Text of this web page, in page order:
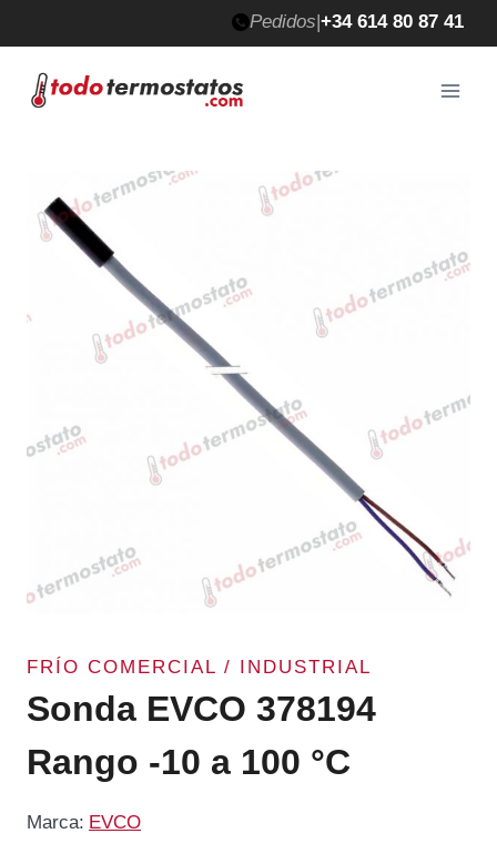
al
contenido
Pedidos|+34 614 80 87 41
FRÍO COMERCIAL / INDUSTRIAL
Sonda EVCO 378194
Rango -10 a 100 °C
Marca: EVCO